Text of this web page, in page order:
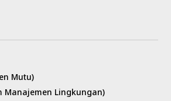
Mutu)
Manajemen Lingkungan)